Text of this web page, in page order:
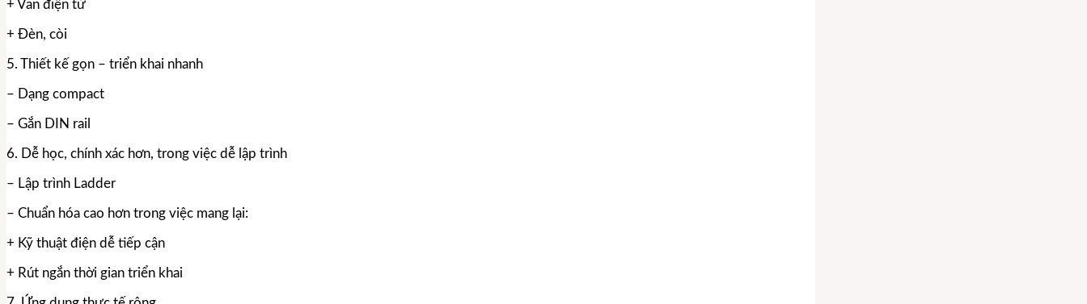
+ Van điện từ
+ Đèn, còi
5. Thiết kế gọn – triển khai nhanh
– Dạng compact
– Gắn DIN rail
6. Dễ học, chính xác hơn, trong việc dễ lập trình
– Lập trình Ladder
– Chuẩn hóa cao hơn trong việc mang lại:
+ Kỹ thuật điện dễ tiếp cận
+ Rút ngắn thời gian triển khai